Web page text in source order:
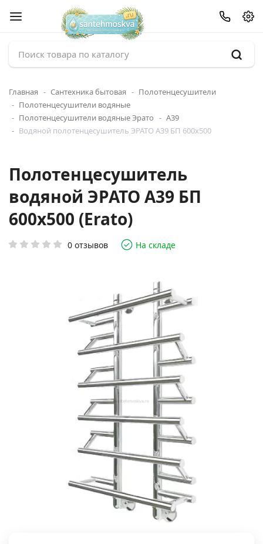
Главная Сантехника бытовая
Полотенцесушители
Полотенцесушители водяные
Полотенцесушители водяные Эрато
А39
Водяной полотенцесушитель ЭРАТО А39 БП 600x500
Полотенцесушитель
водяной ЭРАТО А39 БП
600x500 (Erato)
0 отзывов На складе